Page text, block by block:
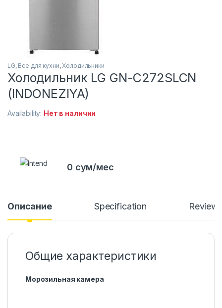
LG, Все для кухни,Холодильники
Холодильник LG GN-C272SLCN
(INDONEZIYA)
Availability: Нет в наличии
0 сум/мес
Описание Specification
Общие характеристики
Морозильная камера